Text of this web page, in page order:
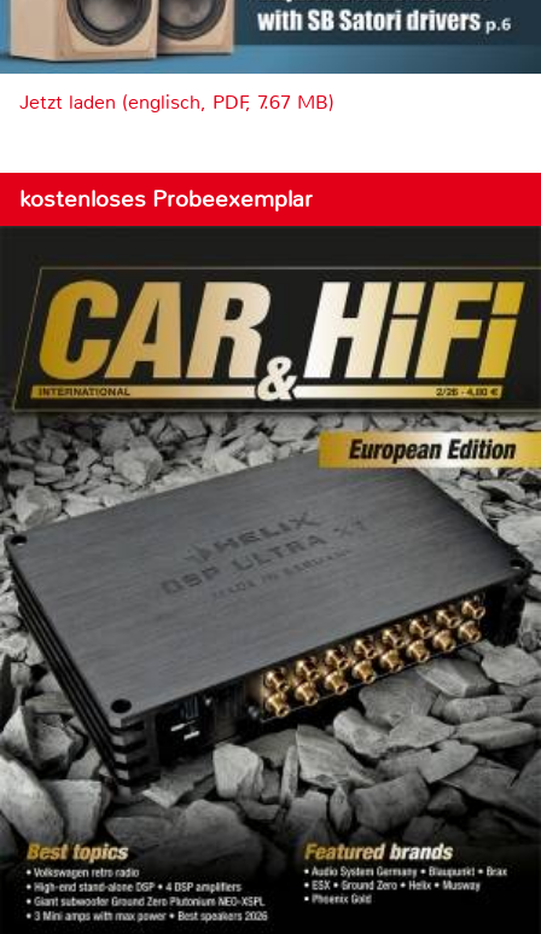
Jetzt laden (englisch, PDF, 7.67 MB)
kostenloses Probeexemplar